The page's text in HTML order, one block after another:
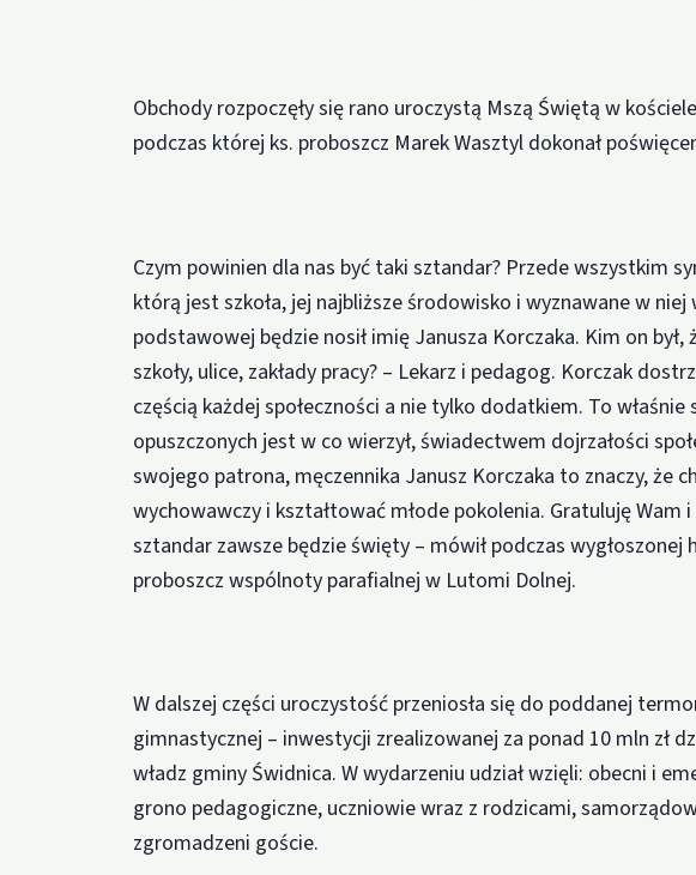
Obchody rozpoczęły się rano uroczystą Mszą Świętą w
podczas której ks. proboszcz Marek Wasztyl dokonał
Czym powinien dla nas być taki sztandar? Przede wszystkim
którą jest szkoła, jej najbliższe środowisko i wyznawane w
podstawowej będzie nosił imię Janusza Korczaka. Kim on
szkoły, ulice, zakłady pracy? – Lekarz i pedagog. Korczak
częścią każdej społeczności a nie tylko dodatkiem. To
opuszczonych jest w co wierzył, świadectwem dojrzałości
swojego patrona, męczennika Janusz Korczaka to znaczy, że
wychowawczy i kształtować młode pokolenia. Gratuluję Wam
sztandar zawsze będzie święty – mówił podczas wygłoszonej
proboszcz wspólnoty parafialnej w Lutomi Dolnej.
W dalszej części uroczystość przeniosła się do poddanej
gimnastycznej – inwestycji zrealizowanej za ponad 10 mln zł
władz gminy Świdnica. W wydarzeniu udział wzięli: obecni i
grono pedagogiczne, uczniowie wraz z rodzicami,
zgromadzeni goście.